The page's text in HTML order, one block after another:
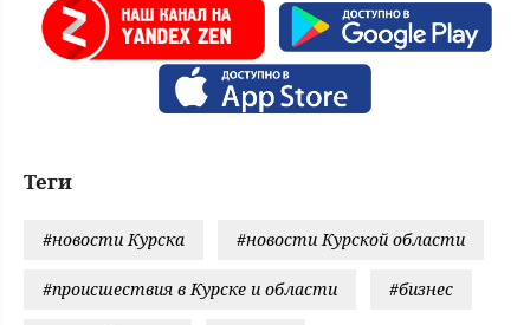
Теги
#новости Курска #новости Курской области
#происшествия в Курске и области #бизнес